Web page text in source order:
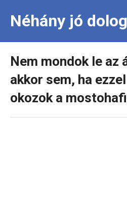
Néhány jó dolog
Nem mondok le az
akkor sem, ha
okozok a